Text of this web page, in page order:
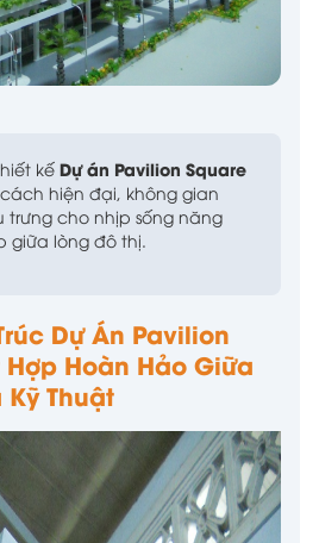
kế Dự án Pavilion Square
hiện đại, không gian
trưng cho nhịp sống năng
giữa lòng đô thị.
Dự Án Pavilion
Hợp Hoàn Hảo Giữa
Thuật